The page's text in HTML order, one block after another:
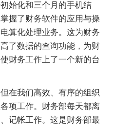
始化和三个月的手机结
握了财务软件的应用与操
算化处理业务。这为财务
了数据的查询功能，为财
财务工作上了一个新的台
在我们高效、有序的组织
项工作。财务部每天都离
记帐工作。这是财务部最